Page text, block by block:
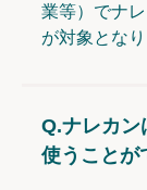
業等）でナ
が対象となり
Q.ナレカン
使うことが